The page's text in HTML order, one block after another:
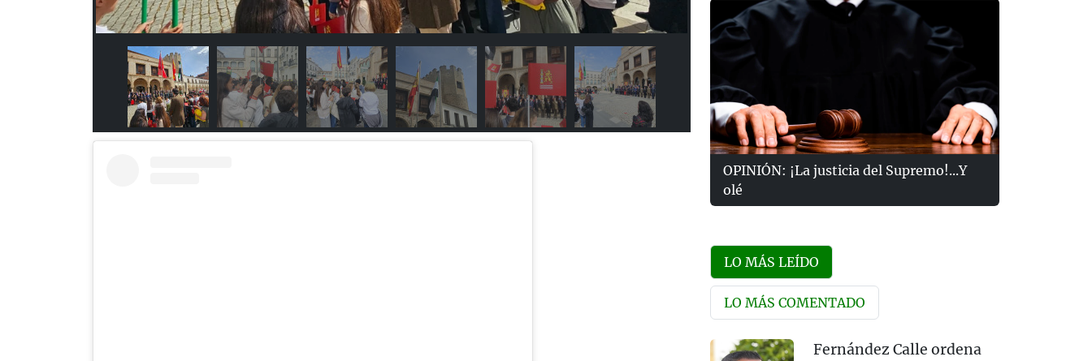
OPINIÓN: ¡La justicia del Supremo!...Y
olé
LO MÁS LEÍDO
LO MÁS COMENTADO
Fernández Calle ordena